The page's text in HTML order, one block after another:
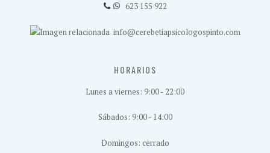
623 155 922
info@cerebetiapsicologospinto.com
HORARIOS
Lunes a viernes: 9:00 - 22:00
Sábados: 9:00 - 14:00
Domingos: cerrado